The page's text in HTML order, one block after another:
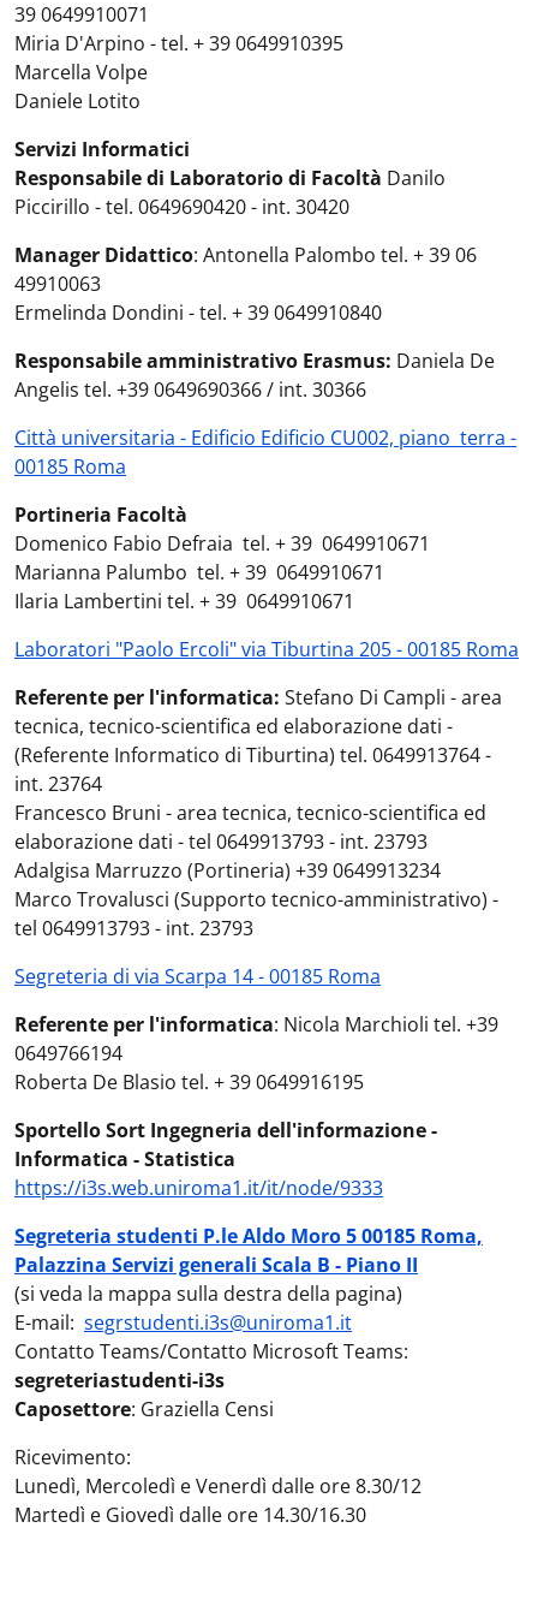
39 0649910071
Miria D'Arpino - tel. + 39 0649910395
Marcella Volpe
Daniele Lotito
Servizi Informatici
Responsabile di Laboratorio di Facoltà Danilo
Piccirillo -tel. 0649690420 - int. 30420
Manager Didattico: Antonella Palombo tel. + 39 06
49910063
Ermelinda Dondini - tel. + 39 0649910840
Responsabile amministrativo Erasmus: Daniela De
Angelis tel. +39 0649690366 / int. 30366
Città universitaria - Edificio Edificio CU002, piano terra -
00185 Roma
Portineria Facoltà
Domenico Fabio Defraia tel. + 39 0649910671
Marianna Palumbo tel. + 39 0649910671
Ilaria Lambertini tel. + 39 0649910671
Laboratori "Paolo Ercoli" via Tiburtina 205 - 00185 Roma
Referente per l'informatica: Stefano Di Campli - area
tecnica, tecnico-scientifica ed elaborazione dati -
(Referente Informatico di Tiburtina) tel. 0649913764 -
int. 23764
Francesco Bruni - area tecnica, tecnico-scientifica ed
elaborazione dati - tel 0649913793 - int. 23793
Adalgisa Marruzzo (Portineria) +39 0649913234
Marco Trovalusci (Supporto tecnico-amministrativo) -
tel 0649913793 - int. 23793
Segreteria di via Scarpa 14 - 00185 Roma
Referente per l'informatica: Nicola Marchioli tel. +39
0649766194
Roberta De Blasio tel. + 39 0649916195
Sportello Sort Ingegneria dell'informazione -
Informatica - Statistica
https://i3s.web.uniroma1.it/it/node/9333
Segreteria studenti P.le Aldo Moro 5 00185 Roma,
Palazzina Servizi generali Scala B - Piano II
(si veda la mappa sulla destra della pagina)
E-mail: segrstudenti.i3s@uniroma1.it
Contatto Teams/Contatto Microsoft Teams:
segreteriastudenti-i3s
Caposettore: Graziella Censi
Ricevimento:
Lunedì, Mercoledì e Venerdì dalle ore 8.30/12
Martedì e Giovedì dalle ore 14.30/16.30